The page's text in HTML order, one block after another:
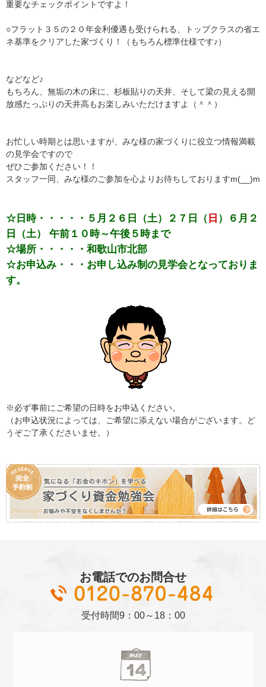
重要なチェックポイントですよ！
○フラット３５の２０年金利優遇も受けられる、トップクラスの省エ
ネ基準をクリアした家づくり！（もちろん標準仕様です♪）
などなど♪
もちろん、無垢の木の床に、杉板貼りの天井、そして梁の見える開
放感たっぷりの天井高もお楽しみいただけますよ（＾＾）
お忙しい時期とは思いますが、みな様の家づくりに役立つ情報満載
の見学会ですので
ぜひご参加ください！！
スタッフ一同、みな様のご参加を心よりお待ちしておりますm(__)m
☆日時・・・・・５月２６日（土）２７日（ 日 ）６月２
日（土） 午前１０時～午後５時まで
☆場所・・・・・和歌山市北部
☆お申込み・・・お申し込み制の見学会となっておりま
す。
※必ず事前にご希望の日時をお申込ください。
（お申込状況によっては、ご希望に添えない場合がございます。ど
うぞご了承くださいませ。）
お電話でのお問合せ
受付時間9：00～18：00